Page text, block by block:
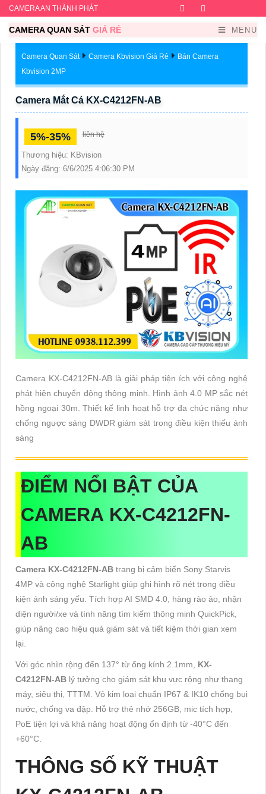
CAMERA AN THÀNH PHÁT Facebook
CAMERA QUAN SÁT GIÁ RẺ MENU
Camera Quan Sát Camera Kbvision Giá Rẻ
Bán Camera
Kbvision 2MP
Camera Mắt Cá KX-C4212FN-AB
5%-35% liên hệ
Thương hiệu: KBvision
Ngày đăng: 6/6/2025 4:06:30 PM
Camera KX-C4212FN-AB là giải pháp tiện ích với công nghệ
phát hiện chuyển động thông minh. Hình ảnh 4.0 MP sắc nét
hồng ngoại 30m. Thiết kế linh hoạt hỗ trợ đa chức năng như
chống ngược sáng DWDR giám sát trong điều kiện thiếu ánh
sáng
ĐIỂM NỔI BẬT CỦA
CAMERA KX-C4212FN-
AB
Camera KX-C4212FN-AB trang bị cảm biến Sony Starvis
4MP và công nghệ Starlight giúp ghi hình rõ nét trong điều
kiện ánh sáng yếu. Tích hợp AI SMD 4.0, hàng rào ảo, nhận
diện người/xe và tính năng tìm kiếm thông minh QuickPick,
giúp nâng cao hiệu quả giám sát và tiết kiệm thời gian xem
lại.
Với góc nhìn rộng đến 137° từ ống kính 2.1mm, KX-
C4212FN-AB lý tưởng cho giám sát khu vực rộng như thang
máy, siêu thị, TTTM. Vỏ kim loại chuẩn IP67 & IK10 chống bụi
nước, chống va đập. Hỗ trợ thẻ nhớ 256GB, mic tích hợp,
PoE tiện lợi và khả năng hoạt động ổn định từ -40°C đến
+60°C.
THÔNG SỐ KỸ THUẬT